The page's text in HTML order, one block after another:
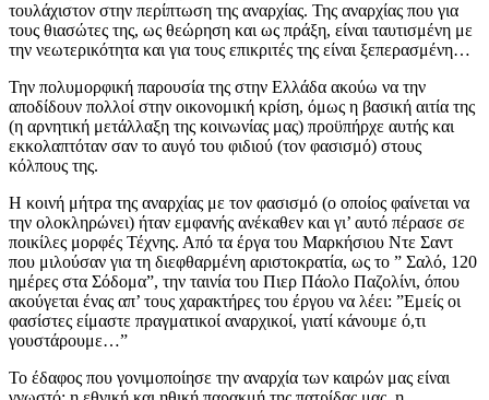
τουλάχιστον στην περίπτωση της αναρχίας. Της αναρχίας που για
τους θιασώτες της, ως θεώρηση και ως πράξη, είναι ταυτισμένη με
την νεωτερικότητα και για τους επικριτές της είναι ξεπερασμένη…
Την πολυμορφική παρουσία της στην Ελλάδα ακούω να την
αποδίδουν πολλοί στην οικονομική κρίση, όμως η βασική αιτία της
(η αρνητική μετάλλαξη της κοινωνίας μας) προϋπήρχε αυτής και
εκκολαπτόταν σαν το αυγό του φιδιού (τον φασισμό) στους
κόλπους της.
Η κοινή μήτρα της αναρχίας με τον φασισμό (ο οποίος φαίνεται να
την ολοκληρώνει) ήταν εμφανής ανέκαθεν και γι’ αυτό πέρασε σε
ποικίλες μορφές Τέχνης. Από τα έργα του Μαρκήσιου Ντε Σαντ
που μιλούσαν για τη διεφθαρμένη αριστοκρατία, ως το ” Σαλό, 120
ημέρες στα Σόδομα”, την ταινία του Πιερ Πάολο Παζολίνι, όπου
ακούγεται ένας απ’ τους χαρακτήρες του έργου να λέει: ”Εμείς οι
φασίστες είμαστε πραγματικοί αναρχικοί, γιατί κάνουμε ό,τι
γουστάρουμε…”
Το έδαφος που γονιμοποίησε την αναρχία των καιρών μας είναι